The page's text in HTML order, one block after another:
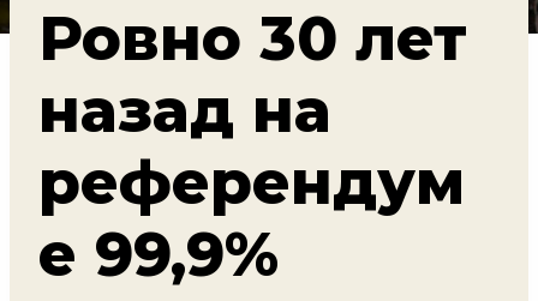
Ровно 30 лет
назад на
референдум
е 99,9%